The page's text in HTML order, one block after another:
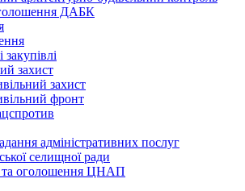
ДАБК
закупівлі
захист
захист
фронт
адміністративних послуг
селищної ради
оголошення ЦНАП